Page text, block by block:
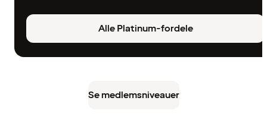
Alle Platinum-fordele
Se medlemsniveauer